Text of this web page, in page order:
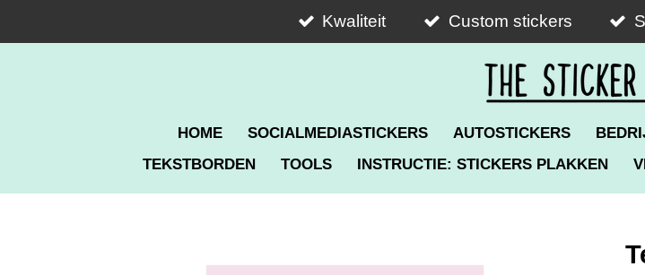
direct
Kwaliteit Custom stickers
HOME SOCIALMEDIASTICKERS AUTOSTICKERS
TEKSTBORDEN
TOOLS INSTRUCTIE: STICKERS PLAKKEN